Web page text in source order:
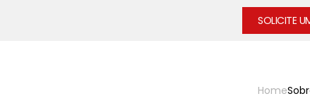
SOLICITE
Home